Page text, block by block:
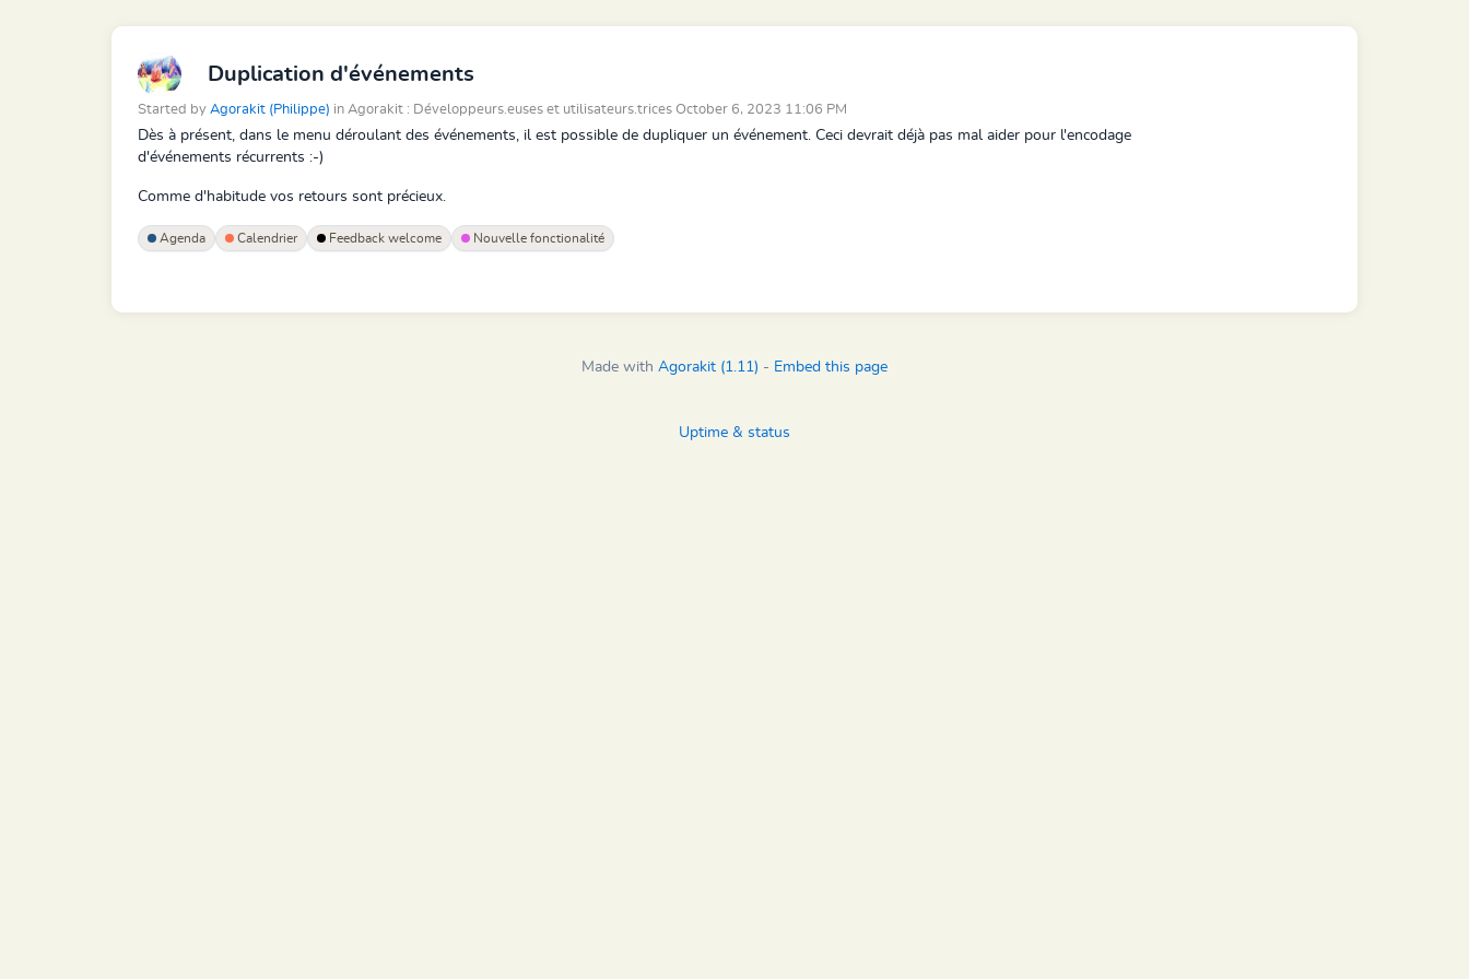
Duplication d'événements
Started by Agorakit (Philippe) in Agorakit : Développeurs.euses et utilisateurs.trices October 6, 2023 11:06 PM
Dès à présent, dans le menu déroulant des événements, il est possible de dupliquer un événement. Ceci devrait déjà pas mal aider pour l'encodage
d'événements récurrents :-)
Comme d'habitude vos retours sont précieux.
Agenda Calendrier Feedback welcome Nouvelle fonctionalité
Made with Agorakit (1.11) - Embed this page
Uptime & status